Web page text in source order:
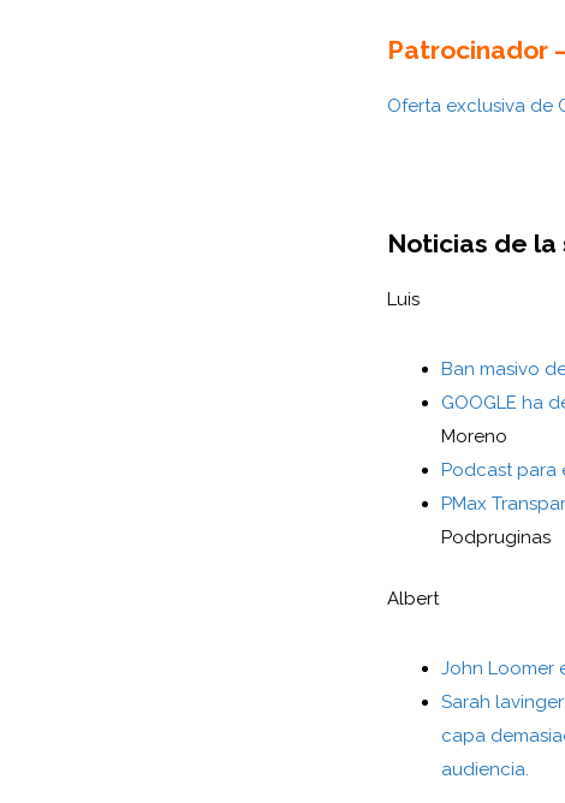
Patrocinador
Oferta exclusiva de
Noticias de la
Luis
Ban masivo
GOOGLE ha
Moreno
Podcast para
PMax
Podpruginas
Albert
John Loomer
Sarah
capa
audiencia.